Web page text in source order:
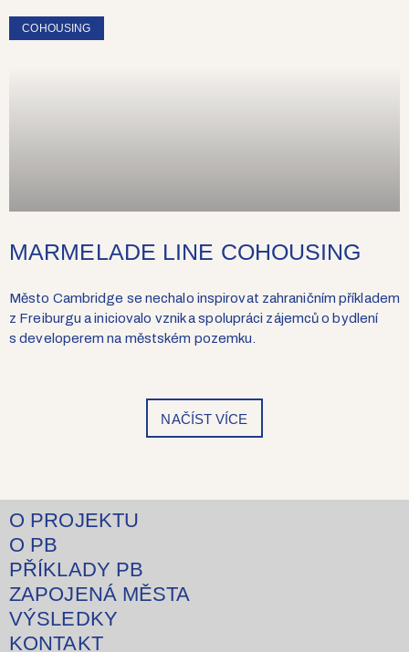
COHOUSING
MARMELADE LINE COHOUSING
Město Cambridge se nechalo inspirovat zahraničním příkladem
z Freiburgu a iniciovalo vznik a spolupráci zájemců o bydlení
s developerem na městském pozemku.
NAČÍST VÍCE
O PROJEKTU
O PB
PŘÍKLADY PB
ZAPOJENÁ MĚSTA
VÝSLEDKY
KONTAKT